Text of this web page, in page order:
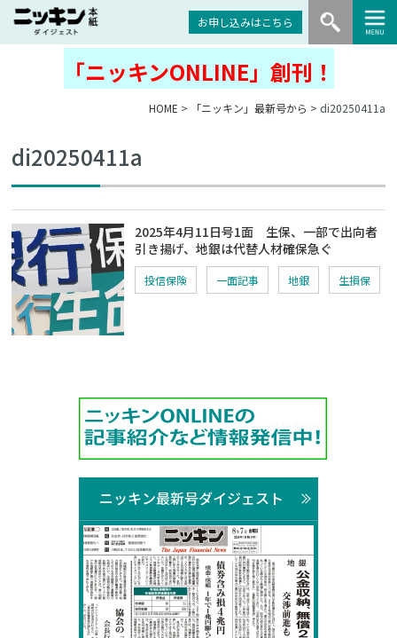
お申し込みはこちら
「ニッキンONLINE」創刊！
HOME > 「ニッキン」最新号から > di20250411a
di20250411a
2025年4月11日号1面 生保、一部で出向者
引き揚げ、地銀は代替人材確保急ぐ
投信保険 一面記事 地銀 生損保
ニッキン最新号ダイジェスト